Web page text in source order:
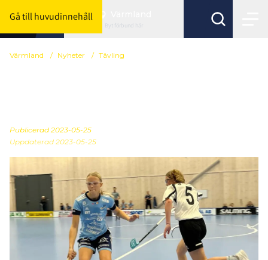
Gå till huvudinnehåll
Byt förbund här
Värmland / Nyheter / Tävling
Publicerad 2023-05-25
Uppdaterad 2023-05-25